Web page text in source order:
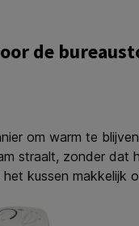
de
om warm te
straalt, zonder
kussen makkelijk